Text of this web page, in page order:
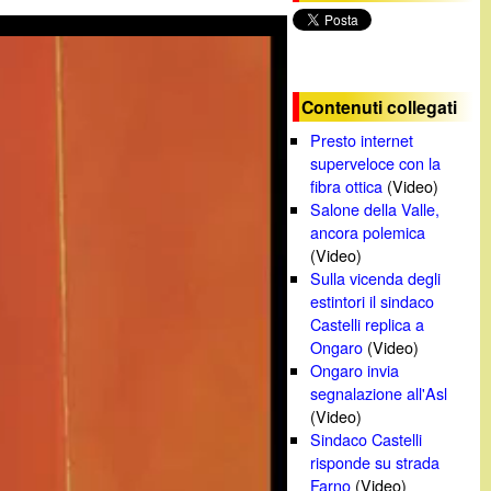
c
Contenuti collegati
Presto internet
superveloce con la
fibra ottica (Video)
Salone della Valle,
ancora polemica
(Video)
Sulla vicenda degli
estintori il sindaco
Castelli replica a
Ongaro (Video)
Ongaro invia
segnalazione all'Asl
(Video)
Sindaco Castelli
risponde su strada
Farno (Video)